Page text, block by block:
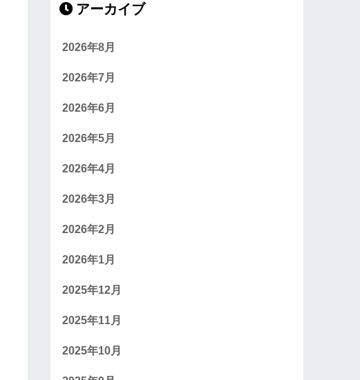
アーカイブ
2026年8月
2026年7月
2026年6月
2026年5月
2026年4月
2026年3月
2026年2月
2026年1月
2025年12月
2025年11月
2025年10月